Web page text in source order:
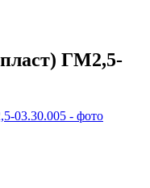
ГМ2,5-